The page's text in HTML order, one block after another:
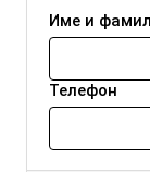
Име и
Телефон